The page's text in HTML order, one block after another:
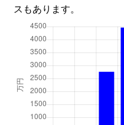
スもあります。